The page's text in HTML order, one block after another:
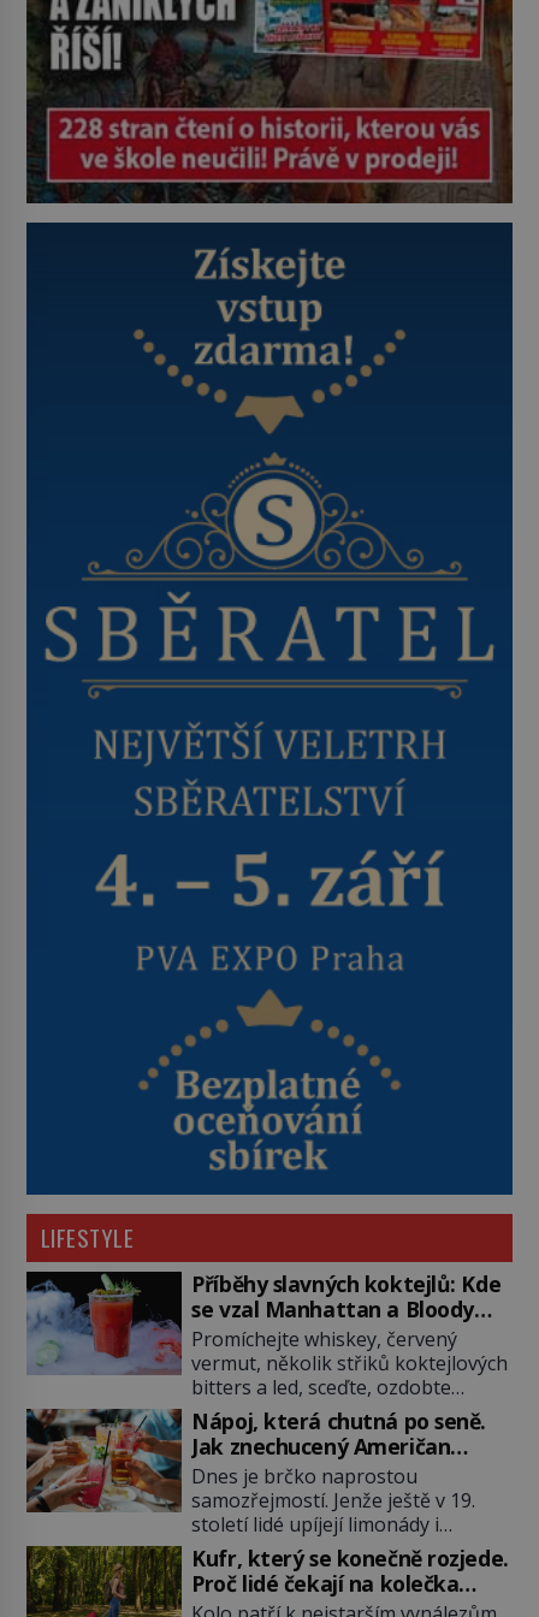
LIFESTYLE
Příběhy slavných koktejlů: Kde
se vzal Manhattan a Bloody
Mary?
Promíchejte whiskey, červený
vermut, několik střiků koktejlových
bitters a led, sceďte, ozdobte
koktejlovou třešinkou a tadá…
Manhattan je tu! A pokud to má být
skutečně on, dejte si pozor, ať
místo klasické americké rye
whiskey či klidně bourbonu
nepoužijete skotskou whisku. Co
se stane? Inu, koktejl bude stále
skvělý, ale už to nebude
Manhattan ale […]
Nápoj, která chutná po seně.
Jak znechucený Američan
vymyslel brčko
Dnes je brčko naprostou
samozřejmostí. Jenže ještě v 19.
století lidé upíjejí limonády i
koktejly dutými stébly žita nebo
žitné slámy. Fungují sice dobře,
mají ale jednu nepříjemnou
Kufr, který se konečně rozjede.
Proč lidé čekají na kolečka
téměř pět tisíc let?